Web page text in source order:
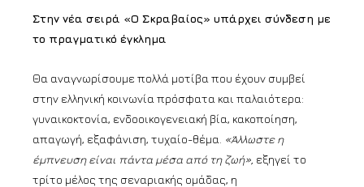
Στην νέα σειρά «Ο Σκραβαίος» υπάρχει σύνδεση με
το πραγματικό έγκλημα
Θα αναγνωρίσουμε πολλά μοτίβα που έχουν συμβεί
στην ελληνική κοινωνία πρόσφατα και παλαιότερα:
γυναικοκτονία, ενδοοικογενειακή βία, κακοποίηση,
απαγωγή, εξαφάνιση, τυχαίο-θέμα. «Άλλωστε η
έμπνευση είναι πάντα μέσα από τη ζωή», εξηγεί το
τρίτο μέλος της σεναριακής ομάδας, η